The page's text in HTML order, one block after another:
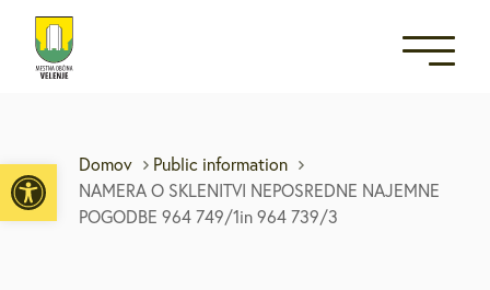
Open toolbar
Domov
Public information
NAMERA O SKLENITVI NEPOSREDNE NAJEMNE
POGODBE 964 749/1in 964 739/3